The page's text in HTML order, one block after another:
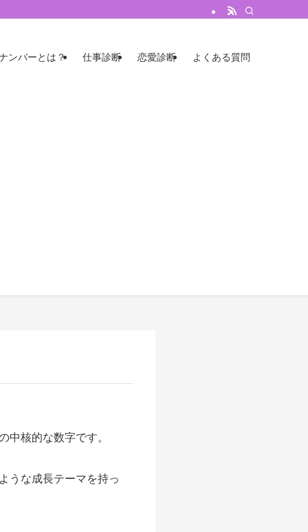
ンバーとは？ 仕事診断 恋愛診断 よくある質問
中核的な数字です。
うな成長テーマを持っ